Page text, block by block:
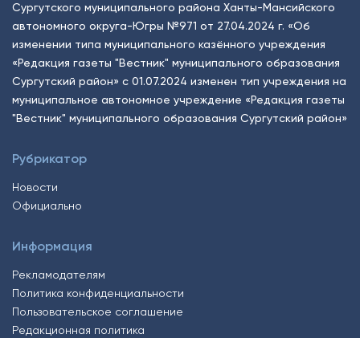
Сургутского муниципального района Ханты-Мансийского
автономного округа-Югры №971 от 27.04.2024 г. «Об
изменении типа муниципального казённого учреждения
«Редакция газеты "Вестник" муниципального образования
Сургутский район» с 01.07.2024 изменен тип учреждения на
муниципальное автономное учреждение «Редакция газеты
"Вестник" муниципального образования Сургутский район»
Рубрикатор
Новости
Официально
Информация
Рекламодателям
Политика конфиденциальности
Пользовательское соглашение
Редакционная политика